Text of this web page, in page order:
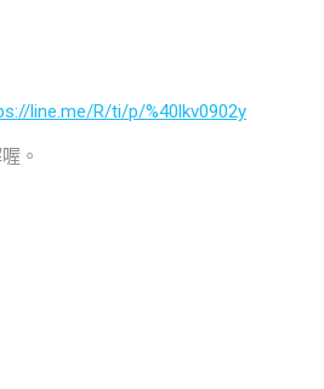
line.me/R/ti/p/%40lkv0902y
。